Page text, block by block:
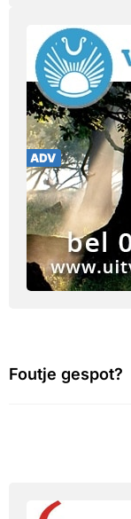
Foutje gespot?